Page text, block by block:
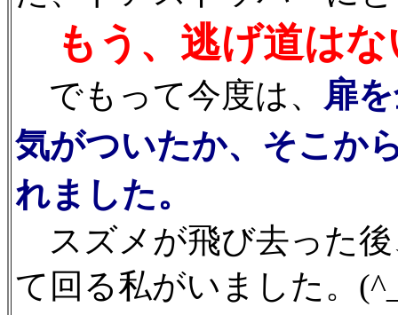
もう、逃げ道はな
でもって今度は、 扉
気がついたか、そこか
れました。
スズメが飛び去った後
て回る私がいました。